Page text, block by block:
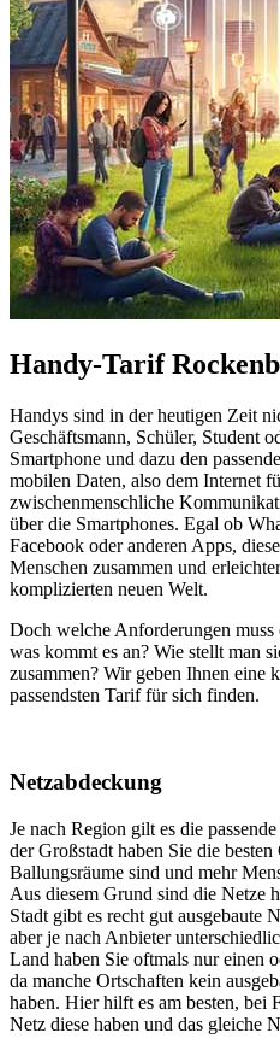
Handy-Tarif
Handys sind in der heutigen Zeit
Geschäftsmann, Schüler, Student
Smartphone und dazu den
mobilen Daten, also dem Internet
zwischenmenschliche
über die Smartphones. Egal ob
Facebook oder anderen Apps,
Menschen zusammen und
komplizierten neuen Welt.
Doch welche Anforderungen
was kommt es an? Wie stellt man
zusammen? Wir geben Ihnen eine
passendsten Tarif für sich finden.
Netzabdeckung
Je nach Region gilt es die
der Großstadt haben Sie die
Ballungsräume sind und mehr
Aus diesem Grund sind die Netze
Stadt gibt es recht gut ausgebaute
aber je nach Anbieter
Land haben Sie oftmals nur einen
da manche Ortschaften kein
haben. Hier hilft es am besten, bei
Netz diese haben und das gleiche